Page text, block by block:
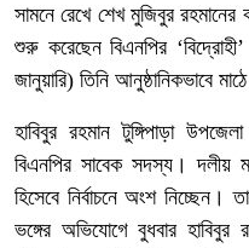
সামনে রেখে শেখ মুজিবুর রহমানের
শুরু করেছেন বিএনপির
জানুয়ারি) তিনি আনুষ্ঠানিকভাবে
হাবিবুর রহমান টুঙ্গিপাড়া
বিএনপির সাবেক সদস্য। দলীয়
হিসেবে নির্বাচনে অংশ নিচ্ছেন।
ভঙ্গের অভিযোগে বুধবার